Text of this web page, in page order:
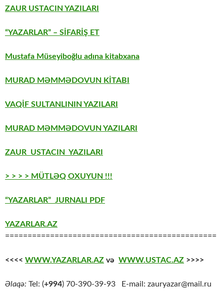
ZAUR USTACIN YAZILARI
“YAZARLAR” – SİFARİŞ ET
Mustafa Müseyiboğlu adına kitabxana
MURAD MƏMMƏDOVUN KİTABI
VAQİF SULTANLININ YAZILARI
MURAD MƏMMƏDOVUN YAZILARI
ZAUR USTACIN YAZILARI
> > > > MÜTLƏQ OXUYUN !!!
“YAZARLAR” JURNALI PDF
YAZARLAR.AZ
===============================================
<<<< WWW.YAZARLAR.AZ və WWW.USTAC.AZ >>>>
Əlaqə: Tel: (+994) 70-390-39-93 E-mail: zauryazar@mail.ru